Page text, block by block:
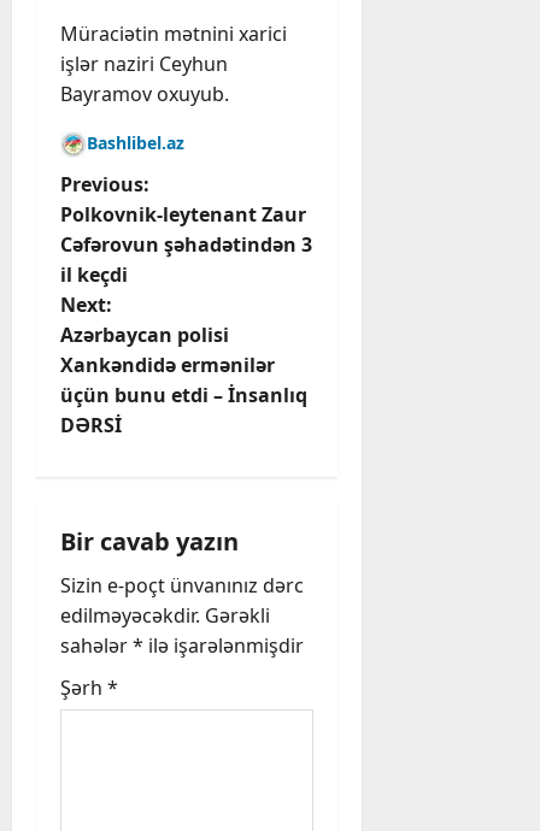
Müraciətin mətnini xarici
işlər naziri Ceyhun
Bayramov oxuyub.
Bashlibel.az
P
o
s
t
n
a
i
g
a
t
Previous:
Polkovnik-leytenant Zaur
Cəfərovun şəhadətindən 3
il keçdi
Next:
Azərbaycan polisi
Xankəndidə ermənilər
üçün bunu etdi – İnsanlıq
DƏRSİ
Bir cavab yazın
Sizin e-poçt ünvanınız dərc
edilməyəcəkdir. Gərəkli
sahələr* ilə işarələnmişdir
Şərh *